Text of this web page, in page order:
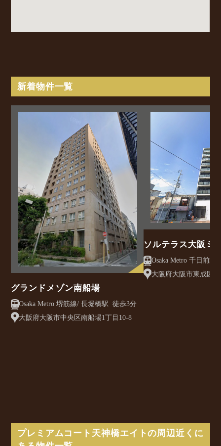
新着物件一覧
グランドメゾン南船場
Osaka Metro 堺筋線/ 長堀橋駅 徒歩3分
大阪府大阪市中央区南船場1丁目10-8
ソルテラス大阪ミ
クレアスト
大阪府大阪市東成区
プレミアムコート天神橋エイトの周辺近くに